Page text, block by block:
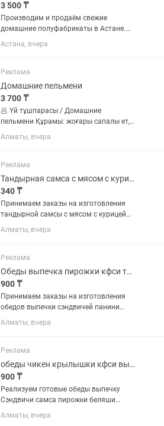
3 500 ₸
Производим и продаём свежие
домашние полуфабрикаты в Астане.
Подходит для магазинов, кафе,
столовых и частных клиентов. В
Астана, вчера
Реклама
Домашние пельмени
3 700 ₸
🥟 Үй тұшпарасы / Домашние
пельмени Құрамы: жоғары сапалы ет,
пияз, қамыр және табиғи дәмдеуіштер.
Үй жағдайында қолмен дайындалады.
Алматы, вчера
Реклама
Тандырная самса с мясом с курицей обеды выпечка сэндвичи полуфабрикаты
340 ₸
Принимаем заказы на изготовления
тандырной самсы с мясом с курицей
мясо идет нарезка голень в тесте
.Обеды 30 видов самса сэндвичи 7
полуфабрикаты домашние пельмени
манты...
Алматы, вчера
Реклама
Обеды выпечка пирожки кфси тандырная самса сэндвичи самса клаб сэндвичи
900 ₸
Принимаем заказы на изготовления
обедов выпечки сэндвичей панини
сэндвичи клаб сэндвичи круасаны
френч дог хот дог гамбургер кфси
пицца гамбургер хот дог бургер
френч...
Алматы, вчера
Реклама
обеды чикен крылышки кфси выпечка пицца Сэндвичи самса Полуфабрикаты
900 ₸
Реализуем готовые обеды выпечку
Сэндвичи самса пирожки беляши
чебуреки пицца полуфабрикаты
(пельмени вареники манты без ГМО и
Алматы, вчера